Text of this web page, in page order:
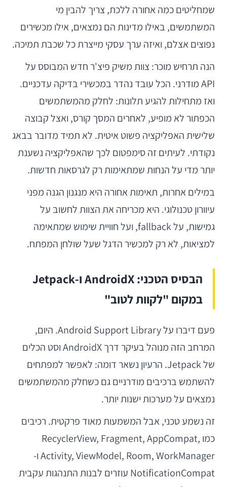
שמחליטים כמה אחורה ללכת, צריך להבין מי
המשתמשים, באילו מדינות הם נמצאים, אילו מכשירים
נפוצים אצלם, ואיזה ערך עסקי מייצרת כל שכבת תמיכה.
הנה תרחיש מוכר: צוות משיק פיצ'ר חדש המבוסס על
API מודרני. הכל עובד נהדר במכשירי בדיקה עדכניים.
ואז מתחילות להגיע תלונות: לחלק מהמשתמשים
הכפתור לא מופיע, לאחרים המסך קורס, ואצל קבוצה
שלישית האפליקציה פשוט איטית. לא תמיד מדובר בבאג
נקודתי. לעיתים זה סימפטום לכך שהאפליקציה נשענת
יותר מדי על הנחות שמתאימות רק לגרסאות חדשות.
במילים אחרות, תאימות אחורה היא מנגנון הגנה מפני
עיוורון טכנולוגי. היא מכריחה את הצוות לחשוב על
גמישות, על fallback, ועל חוויית שימוש שמתאימה
למציאות, לא רק למכשיר הדגל שעל שולחן המפתח.
הבסיס הטכני: AndroidX ו-Jetpack
במקום "לקוות לטוב"
פעם דיברו על Android Support Library. היום,
המרחב הזה מנוהל בעיקר דרך AndroidX וסט הכלים
של Jetpack. הרעיון נשאר דומה: לאפשר למפתחים
להשתמש ברכיבים מודרניים גם כשחלק מהמשתמשים
נמצאים על מערכות ישנות יותר.
זה נשמע טכני, אבל המשמעות מאוד פרקטית. רכיבים
כמו RecyclerView, Fragment, AppCompat,
Activity, ViewModel, Room, WorkManager ו-
NotificationCompat עוזרים לבנות התנהגות עקבית